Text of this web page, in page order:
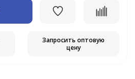
Запросить оптовую
цену